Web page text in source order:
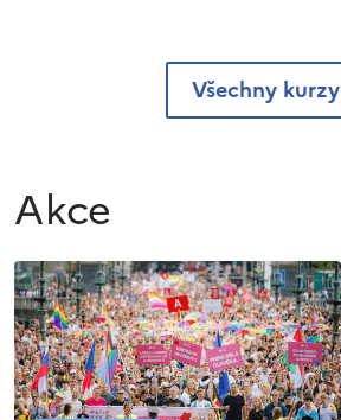
Všechny kurzy
Akce